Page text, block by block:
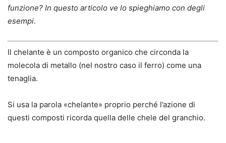
funzione? In questo articolo ve lo spieghiamo con degli
esempi.
Il chelante è un composto organico che circonda la
molecola di metallo (nel nostro caso il ferro) come una
tenaglia.
Si usa la parola «chelante» proprio perché l’azione di
questi composti ricorda quella delle chele del granchio.